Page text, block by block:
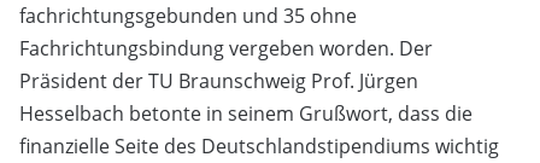
fachrichtungsgebunden und 35 ohne
Fachrichtungsbindung vergeben worden. Der
Präsident der TU Braunschweig Prof. Jürgen
Hesselbach betonte in seinem Grußwort, dass die
finanzielle Seite des Deutschlandstipendiums wichtig